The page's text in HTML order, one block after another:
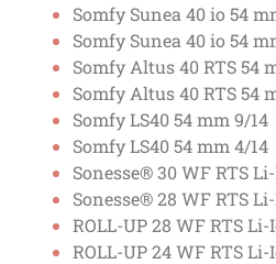
Somfy Sunea 40 io 54
Somfy Sunea 40 io 54
Somfy Altus 40 RTS 54
Somfy Altus 40 RTS 54
Somfy LS40 54 mm 9/14
Somfy LS40 54 mm 4/14
Sonesse® 30 WF RTS
Sonesse® 28 WF RTS
ROLL-UP 28 WF RTS Li-
ROLL-UP 24 WF RTS Li-